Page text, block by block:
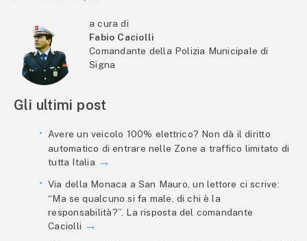
a cura di
Fabio Caciolli
Comandante della Polizia Municipale di
Signa
Gli ultimi post
Avere un veicolo 100% elettrico? Non dà il diritto
automatico di entrare nelle Zone a traffico limitato di
tutta Italia
Via della Monaca a San Mauro, un lettore ci scrive:
“Ma se qualcuno si fa male, di chi è la
responsabilità?”. La risposta del comandante
Caciolli